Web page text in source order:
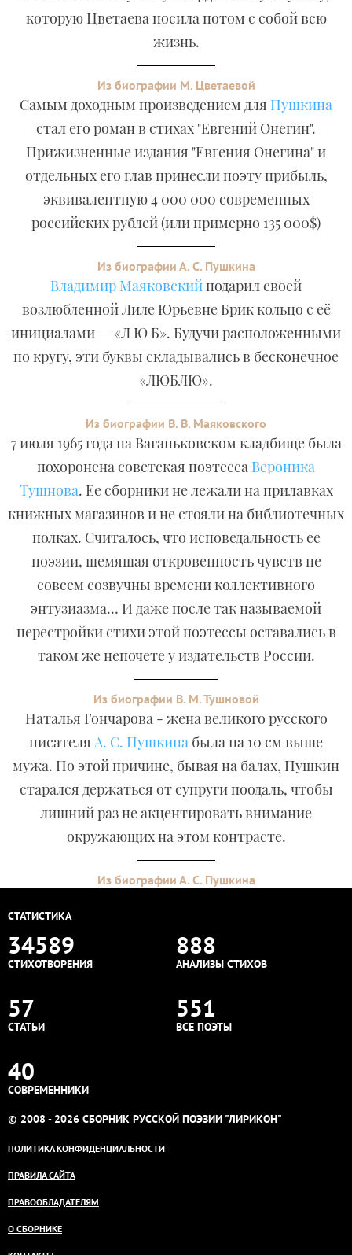
которую Цветаева носила потом с собой всю
жизнь.
Из биографии М. Цветаевой
Самым доходным произведением для Пушкина
стал его роман в стихах "Евгений Онегин".
Прижизненные издания "Евгения Онегина" и
отдельных его глав принесли поэту прибыль,
эквивалентную 4 000 000 современных
российских рублей (или примерно 135 000$)
Из биографии А. С. Пушкина
Владимир Маяковскийподарил своей
возлюбленной Лиле Юрьевне Брик кольцо с её
инициалами — «Л Ю Б». Будучи расположенными
по кругу, эти буквы складывались в бесконечное
«ЛЮБЛЮ».
Из биографии В. В. Маяковского
7 июля 1965 года на Ваганьковском кладбище была
похоронена советская поэтесса Вероника
Тушнова. Ее сборники не лежали на прилавках
книжных магазинов и не стояли на библиотечных
полках. Считалось, что исповедальность ее
поэзии, щемящая откровенность чувств не
совсем созвучны времени коллективного
энтузиазма… И даже после так называемой
перестройки стихи этой поэтессы оставались в
таком же непочете у издательств России.
Из биографии В. М. Тушновой
Наталья Гончарова - жена великого русского
писателя А. С. Пушкина была на 10 см выше
мужа. По этой причине, бывая на балах, Пушкин
старался держаться от супруги поодаль, чтобы
лишний раз не акцентировать внимание
окружающих на этом контрасте.
Из биографии А. С. Пушкина
СТАТИСТИКА
34589
СТИХОТВОРЕНИЯ
888
АНАЛИЗЫ СТИХОВ
57
СТАТЬИ
551
ВСЕ ПОЭТЫ
40
СОВРЕМЕННИКИ
© 2008 - 2026 СБОРНИК РУССКОЙ ПОЭЗИИ "ЛИРИКОН"
ПОЛИТИКА КОНФИДЕНЦИАЛЬНОСТИ
ПРАВИЛА САЙТА
ПРАВООБЛАДАТЕЛЯМ
О СБОРНИКЕ